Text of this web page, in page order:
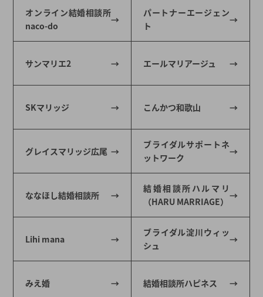
オンライン結婚相談所
naco-do
パートナーエージェン
ト
サンマリエ2 エールマリアージュ
SKマリッジ こんかつ和歌山
グレイスマリッジ広尾
ブライダルサポートネ
ットワーク
ななほし結婚相談所
結婚相談所ハルマリ
（HARU MARRIAGE）
Lihi mana
ブライダル淀川ウィッ
シュ
みえ婚 結婚相談所ハピネス